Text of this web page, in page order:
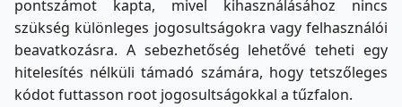
pontszámot kapta, mivel kihasználásához nincs
szükség különleges jogosultságokra vagy felhasználói
beavatkozásra. A sebezhetőség lehetővé teheti egy
hitelesítés nélküli támadó számára, hogy tetszőleges
kódot futtasson root jogosultságokkal a tűzfalon.